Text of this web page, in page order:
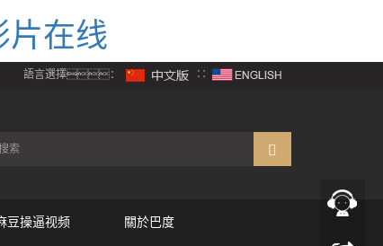
片在线
語言選擇： ∷
豆操逼视频 關於巴度